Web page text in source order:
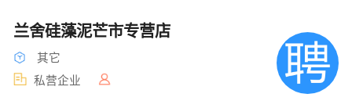
兰舍硅藻泥芒市专营店
其它
私营企业